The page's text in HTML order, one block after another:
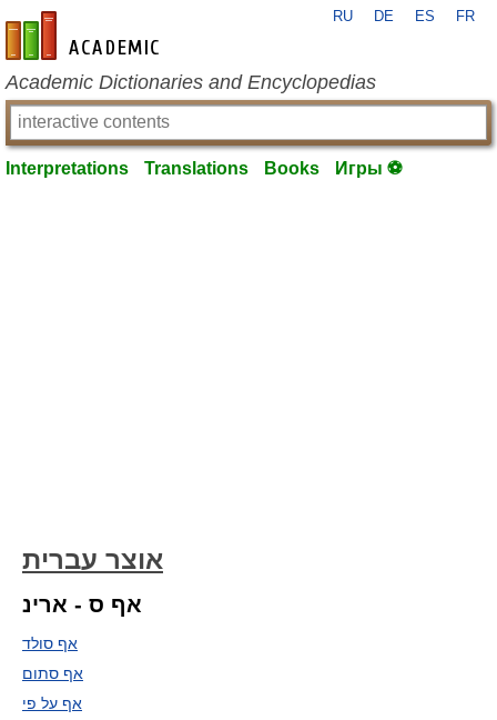
en-academic.com
RU DE ES FR
Academic Dictionaries and Encyclopedias
Interpretations Translations Books Игры ⚽
אוצר עברית
אף ס - ארינ
אף סולד
אף סתום
אף על פי